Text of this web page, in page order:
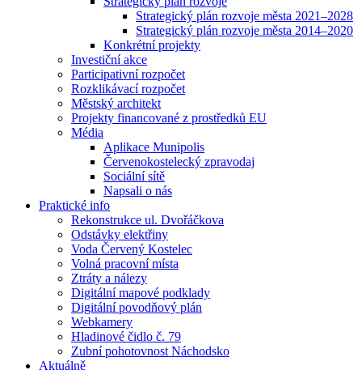
Strategický plán rozvoje města 2021–2028
Strategický plán rozvoje města 2014–2020
Konkrétní projekty
Investiční akce
Participativní rozpočet
Rozklikávací rozpočet
Městský architekt
Projekty financované z prostředků EU
Média
Aplikace Munipolis
Červenokostelecký zpravodaj
Sociální sítě
Napsali o nás
Praktické info
Rekonstrukce ul. Dvořáčkova
Odstávky elektřiny
Voda Červený Kostelec
Volná pracovní místa
Ztráty a nálezy
Digitální mapové podklady
Digitální povodňový plán
Webkamery
Hladinové čidlo č. 79
Zubní pohotovnost Náchodsko
Aktuálně